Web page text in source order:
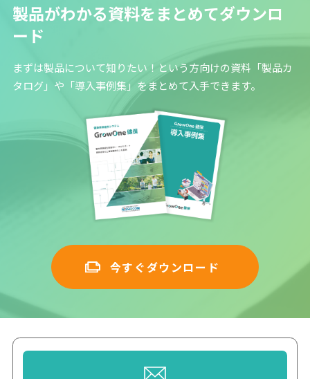
製品がわかる資料をまとめてダウンロ
ード
まずは製品について知りたい！という方向けの資料「製品カ
タログ」や「導入事例集」をまとめて入手できます。
今すぐダウンロード